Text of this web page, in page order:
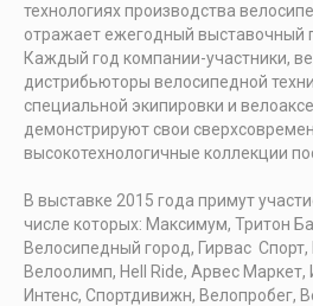
технологиях производства
отражает ежегодный выставочный
Каждый год компании-участники,
дистрибьюторы велосипедной
специальной экипировки и
демонстрируют свои
высокотехнологичные коллекции
В выставке 2015 года примут
числе которых: Максимум, Тритон
Велосипедный город, Гирвас
Велоолимп, Hell Ride, Арвес Маркет,
Интенс, Спортдивижн, Велопробег,